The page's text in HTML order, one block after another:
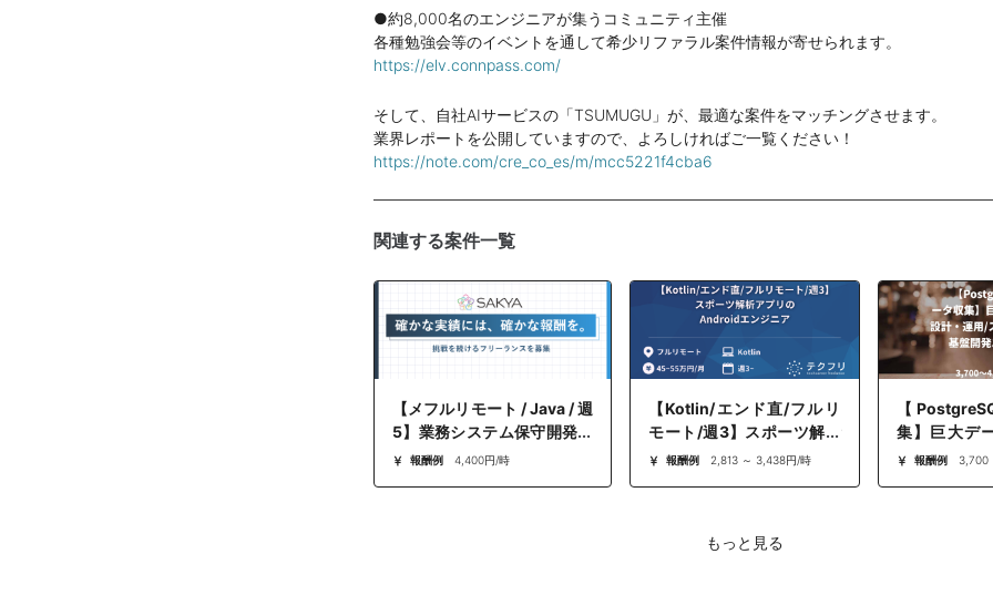
●約8,000名のエンジニアが集うコミュニティ主催
各種勉強会等のイベントを通して希少リファラル案件情報が寄せられます。
https://elv.connpass.com/
そして、自社AIサービスの「TSUMUGU」が、最適な案件をマッチングさせます。
業界レポートを公開していますので、よろしければご一覧ください！
https://note.com/cre_co_es/m/mcc5221f4cba6
関連する案件一覧
【メフルリモート / Java / 週
5】業務システム保守開発案
件
報酬例 4,400円/時
【Kotlin/エンド直/フルリ
モート/週3】スポーツ解析
アプリのAndroidエンジニ
報酬例 2,813 ～ 3,438円/時
【
集】巨大デ
運用/スクレ
報酬例 3,700
もっと見る